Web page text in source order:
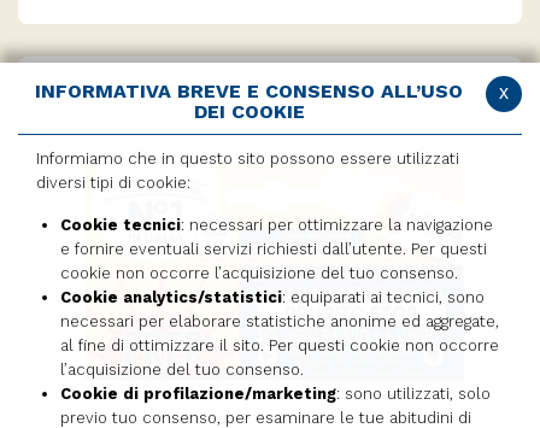
x
INFORMATIVA BREVE E CONSENSO ALL’USO
DEI COOKIE
Informiamo che in questo sito possono essere utilizzati
diversi tipi di cookie:
Cookie tecnici: necessari per ottimizzare la navigazione
e fornire eventuali servizi richiesti dall’utente. Per questi
cookie non occorre l’acquisizione del tuo consenso.
Cookie analytics/statistici: equiparati ai tecnici, sono
necessari per elaborare statistiche anonime ed aggregate,
al fine di ottimizzare il sito. Per questi cookie non occorre
l’acquisizione del tuo consenso.
Cookie di profilazione/marketing: sono utilizzati, solo
previo tuo consenso, per esaminare le tue abitudini di